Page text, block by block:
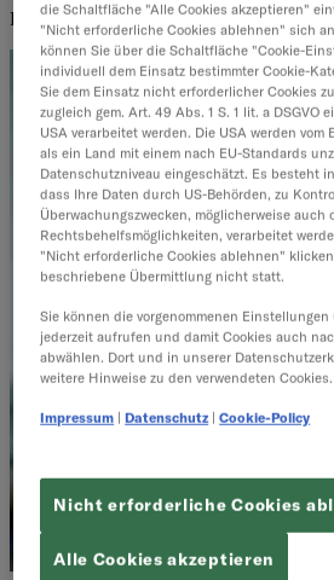
Relevante Inhalte zum Thema –
die Schaltfläche "Alle Cookies akzeptieren"
"Nicht erforderliche Cookies ablehnen" sich
können Sie über die Schaltfläche "Cookie-
individuell dem Einsatz bestimmter Cookie-
Sie dem Einsatz nicht erforderlicher Cookies
zugleich gem. Art. 49 Abs. 1 S. 1 lit. a DSGVO
USA verarbeitet werden. Die USA werden
als ein Land mit einem nach EU-Standards
Datenschutzniveau eingeschätzt. Es besteht
dass Ihre Daten durch US-Behörden, zu
Überwachungszwecken, möglicherweise auch
Rechtsbehelfsmöglichkeiten, verarbeitet
"Nicht erforderliche Cookies ablehnen"
beschriebene Übermittlung nicht statt.
Sie können die vorgenommenen
jederzeit aufrufen und damit Cookies auch
abwählen. Dort und in unserer
weitere Hinweise zu den verwendeten Cookies.
Impressum |Datenschutz|Cookie-Policy
Nicht erforderliche Cookies
Alle Cookies akzeptieren